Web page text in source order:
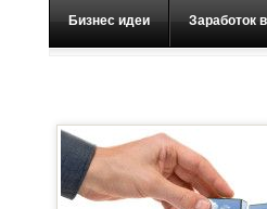
Бизнес идеи Заработок